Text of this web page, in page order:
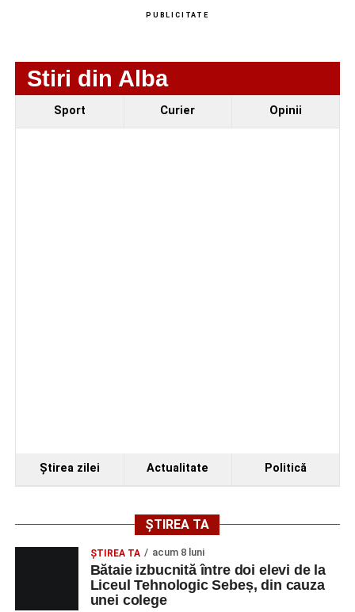
Primul concert din cadrul String Symphonic Camp
PUBLICITATE
Stiri din Alba
Sport Curier Opinii
Ştirea zilei Actualitate Politică
ȘTIREA TA
ŞTIREA TA acum 8 luni
Bătaie izbucnită între doi elevi de la
Liceul Tehnologic Sebeș, din cauza
unei colege